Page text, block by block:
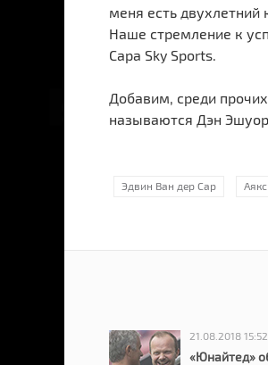
меня есть двухлетний
Наше стремление к
Сара Sky Sports.
Добавим, среди
называются Дэн
Эдвин Ван дер Сар Аякс
21.08.2018
«Юнайтед»